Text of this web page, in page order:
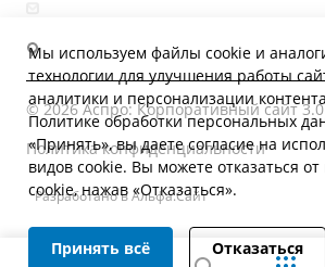
302028, г. Орёл, ул. Гуртьева, 27
© 2026 Аспро: Корпоративный сайт 3.0
Политика конфиденциальности
Разработано в Альфа.Сайт
Мы используем файлы cookie и
технологии для улучшения работы
аналитики и персонализации
Политике обработки персональных
«Принять», вы даете согласие на
видов cookie. Вы можете отказаться
cookie, нажав «Отказаться».
Принять всё Отказаться